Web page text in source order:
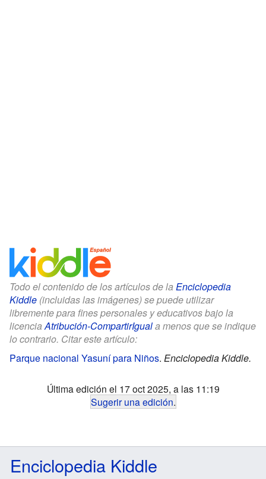
Todo el contenido de los artículos de la Enciclopedia
Kiddle (incluidas las imágenes) se puede utilizar
libremente para fines personales y educativos bajo la
licenciaAtribución-CompartirIguala menos que se indique
lo contrario. Citar este artículo:
Parque nacional Yasuní para Niños. Enciclopedia Kiddle.
Última edición el 17 oct 2025, a las 11:19
Sugerir una edición.
Enciclopedia Kiddle